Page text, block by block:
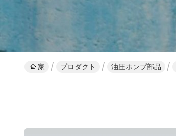
家 プロダクト 油圧ポンプ部品